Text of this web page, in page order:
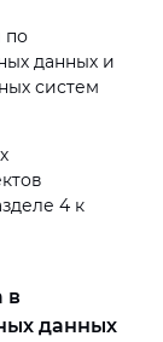
по
данных и
систем
4 к
в
данных